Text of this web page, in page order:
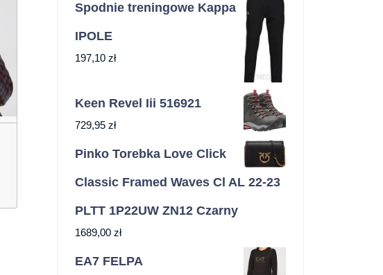
Spodnie treningowe Kappa
IPOLE
197,10 zł
Keen Revel Iii 516921
729,95 zł
Pinko Torebka Love Click
Classic Framed Waves Cl AL 22-23
PLTT 1P22UW ZN12 Czarny
1689,00 zł
EA7 FELPA